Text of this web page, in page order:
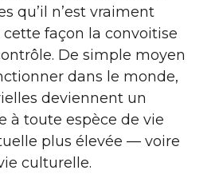
qu’il n’est vraiment
cette façon la convoitise
De simple moyen
dans le monde,
deviennent un
à toute espèce de vie
plus élevée — voire
culturelle.